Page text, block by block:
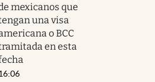
mexicanos que
una visa
o BCC
en esta